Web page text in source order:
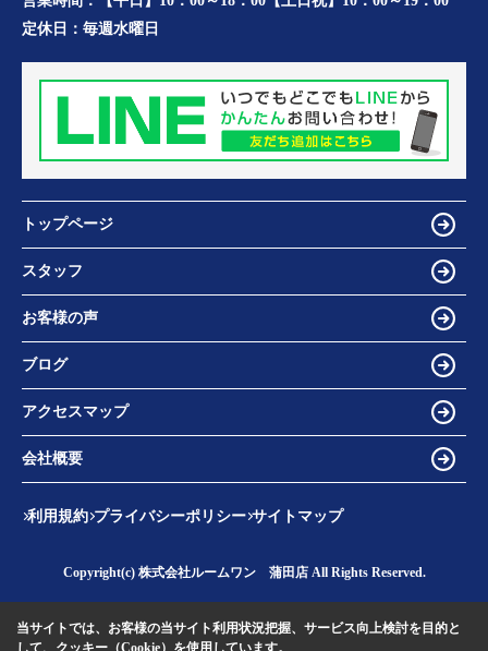
定休日： 毎週水曜日
トップページ
スタッフ
お客様の声
ブログ
アクセスマップ
会社概要
利用規約 プライバシーポリシー サイトマップ
Copyright(c) 株式会社ルームワン 蒲田店 All Rights Reserved.
当サイトでは、お客様の当サイト利用状況把握、サービス向上検討を目的と
して、クッキー（Cookie）を使用しています。